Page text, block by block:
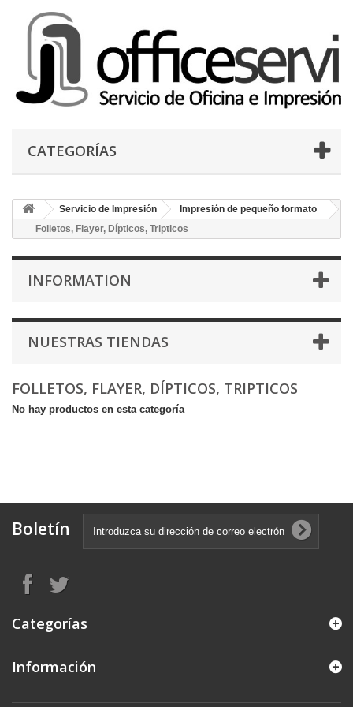
CATEGORÍAS
Servicio de Impresión
Impresión de pequeño formato
Folletos, Flayer, Dípticos, Tripticos
INFORMATION
NUESTRAS TIENDAS
FOLLETOS, FLAYER, DÍPTICOS, TRIPTICOS
No hay productos en esta categoría
Boletín
Categorías
Información